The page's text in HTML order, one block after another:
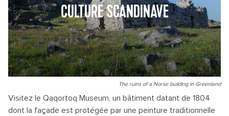
CULTURE SCANDINAVE
The ruins of a Norse building in Greenland
Visitez le Qaqortoq Museum, un bâtiment datant de 1804
dont la façade est protégée par une peinture traditionnelle